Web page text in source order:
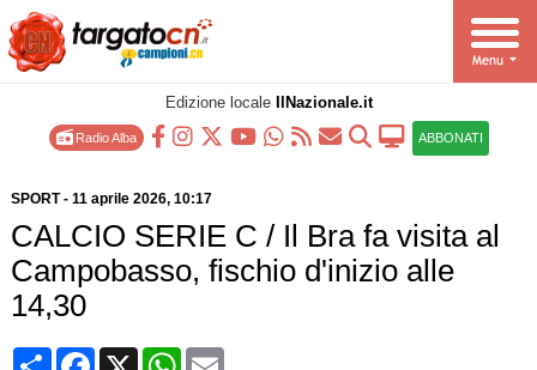
Edizione locale IlNazionale.it
Radio Alba ABBONATI
SPORT- 11 aprile 2026, 10:17
CALCIO SERIE C / Il Bra fa visita al
Campobasso, fischio d'inizio alle
14,30
CondividiFacebook
X WhatsApp
Email